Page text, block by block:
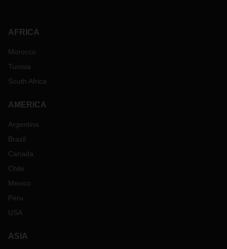
AFRICA
Morocco
Tunisia
South Africa
AMERICA
Argentina
Brazil
Canada
Chile
Mexico
Peru
USA
ASIA